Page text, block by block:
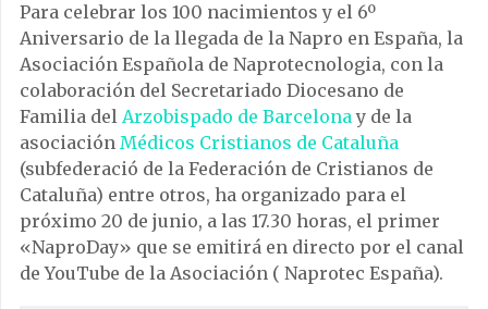
Para celebrar los 100 nacimientos y el 6º
Aniversario de la llegada de la Napro en España, la
Asociación Española de Naprotecnologia, con la
colaboración del Secretariado Diocesano de
Familia del Arzobispado de Barcelonay de la
asociación Médicos Cristianos de Cataluña
(subfederació de la Federación de Cristianos de
Cataluña) entre otros, ha organizado para el
próximo 20 de junio, a las 17.30 horas, el primer
«NaproDay» que se emitirá en directo por el canal
de YouTube de la Asociación ( Naprotec España).